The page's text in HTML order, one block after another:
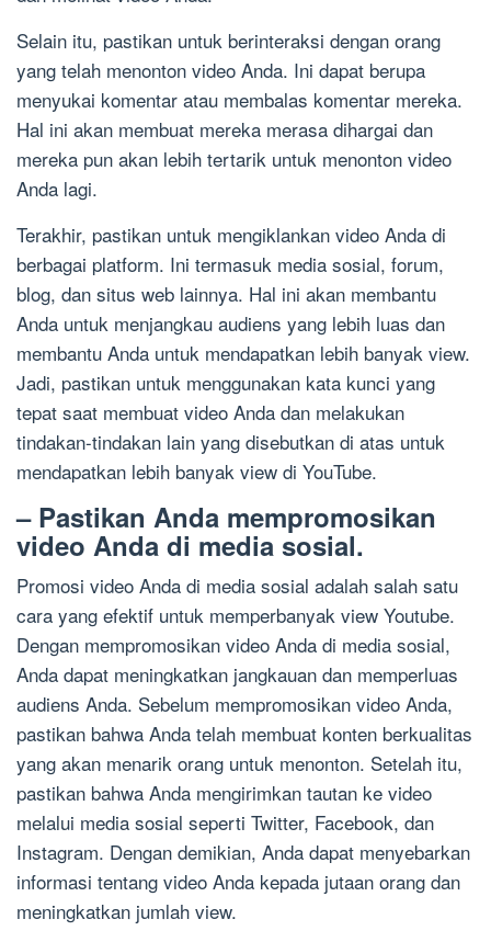
Selain itu, pastikan untuk berinteraksi dengan orang
yang telah menonton video Anda. Ini dapat berupa
menyukai komentar atau membalas komentar mereka.
Hal ini akan membuat mereka merasa dihargai dan
mereka pun akan lebih tertarik untuk menonton video
Anda lagi.
Terakhir, pastikan untuk mengiklankan video Anda di
berbagai platform. Ini termasuk media sosial, forum,
blog, dan situs web lainnya. Hal ini akan membantu
Anda untuk menjangkau audiens yang lebih luas dan
membantu Anda untuk mendapatkan lebih banyak view.
Jadi, pastikan untuk menggunakan kata kunci yang
tepat saat membuat video Anda dan melakukan
tindakan-tindakan lain yang disebutkan di atas untuk
mendapatkan lebih banyak view di YouTube.
– Pastikan Anda mempromosikan
video Anda di media sosial.
Promosi video Anda di media sosial adalah salah satu
cara yang efektif untuk memperbanyak view Youtube.
Dengan mempromosikan video Anda di media sosial,
Anda dapat meningkatkan jangkauan dan memperluas
audiens Anda. Sebelum mempromosikan video Anda,
pastikan bahwa Anda telah membuat konten berkualitas
yang akan menarik orang untuk menonton. Setelah itu,
pastikan bahwa Anda mengirimkan tautan ke video
melalui media sosial seperti Twitter, Facebook, dan
Instagram. Dengan demikian, Anda dapat menyebarkan
informasi tentang video Anda kepada jutaan orang dan
meningkatkan jumlah view.